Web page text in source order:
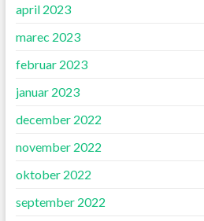
april 2023
marec 2023
februar 2023
januar 2023
december 2022
november 2022
oktober 2022
september 2022